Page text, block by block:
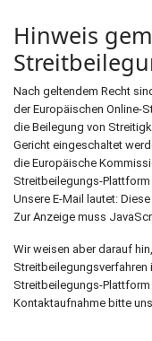
Hinweis
Nach geltendem Recht
der Europäischen Online-
die Beilegung von
Gericht eingeschaltet
die Europäische
Streitbeilegungs-
Unsere E-Mail lautet:
Zur Anzeige muss
Wir weisen aber darauf
Streitbeilegungsverfahren
Streitbeilegungs-
Kontaktaufnahme bitte